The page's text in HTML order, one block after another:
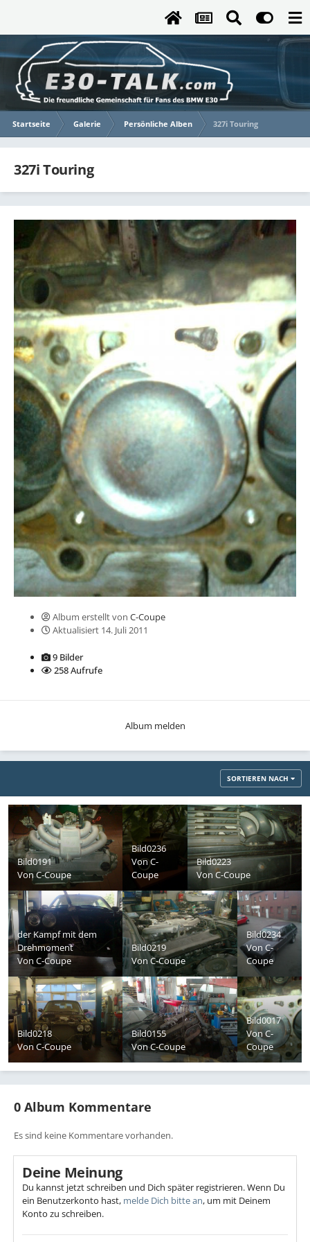
Startseite Galerie Persönliche Alben 327i Touring
327i Touring
Album erstellt von C-Coupe
Aktualisiert 14. Juli 2011
9 Bilder
258 Aufrufe
Album melden
SORTIEREN NACH
Bild0191
VonC-Coupe
Bild0236
VonC-
Coupe
Bild0223
Von C-Coupe
der Kampf mit dem
Drehmoment
Von C-Coupe
Bild0219
VonC-Coupe
Bild0234
VonC-
Coupe
Bild0218
VonC-Coupe
Bild0155
VonC-Coupe
Bild0017
VonC-
Coupe
0 Album Kommentare
Es sind keine Kommentare vorhanden.
Deine Meinung
Du kannst jetzt schreiben und Dich später registrieren. Wenn Du
ein Benutzerkonto hast, melde Dich bitte an, um mit Deinem
Konto zu schreiben.